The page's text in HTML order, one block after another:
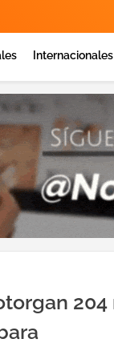
Internacionales